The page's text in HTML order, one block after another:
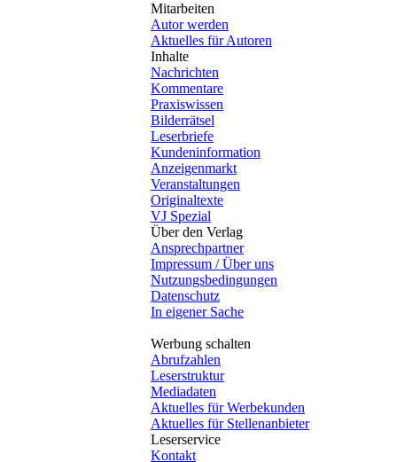
Mitarbeiten
Autor werden
Aktuelles für Autoren
Inhalte
Nachrichten
Kommentare
Praxiswissen
Bilderrätsel
Leserbriefe
Kundeninformation
Anzeigenmarkt
Veranstaltungen
Originaltexte
VJ Spezial
Über den Verlag
Ansprechpartner
Impressum / Über uns
Nutzungsbedingungen
Datenschutz
In eigener Sache
Werbung schalten
Abrufzahlen
Leserstruktur
Mediadaten
Aktuelles für Werbekunden
Aktuelles für Stellenanbieter
Leserservice
Kontakt